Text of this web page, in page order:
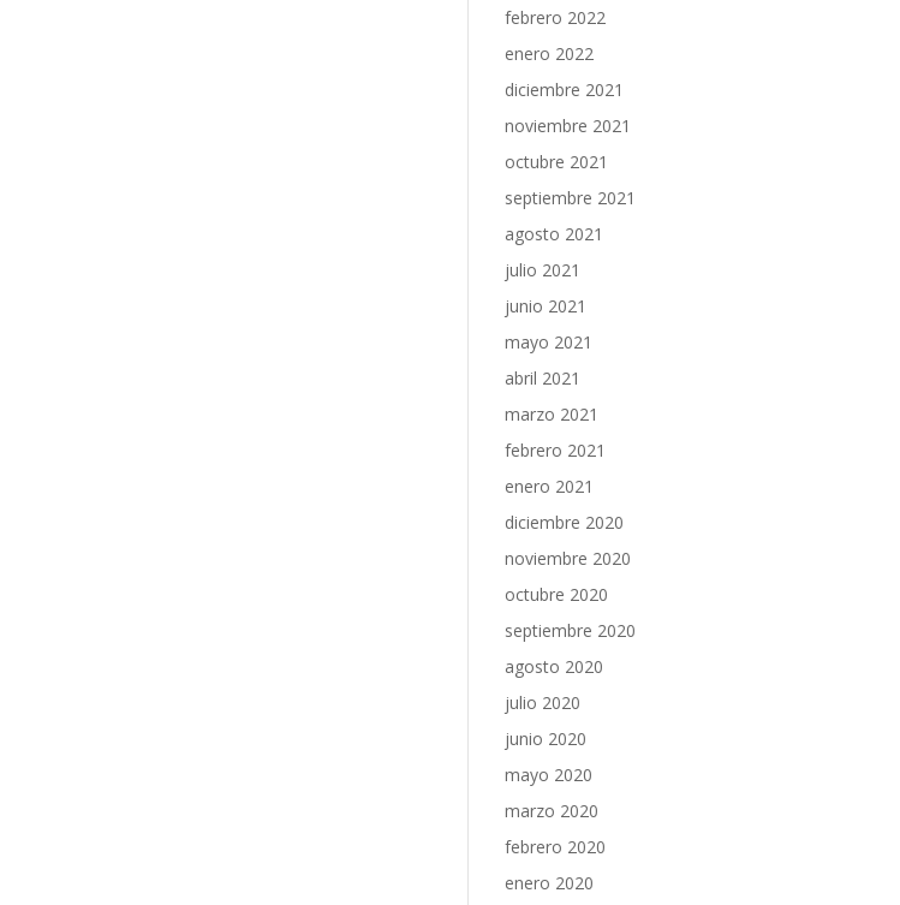
febrero 2022
enero 2022
diciembre 2021
noviembre 2021
octubre 2021
septiembre 2021
agosto 2021
julio 2021
junio 2021
mayo 2021
abril 2021
marzo 2021
febrero 2021
enero 2021
diciembre 2020
noviembre 2020
octubre 2020
septiembre 2020
agosto 2020
julio 2020
junio 2020
mayo 2020
marzo 2020
febrero 2020
enero 2020